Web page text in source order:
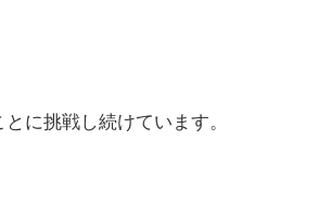
に挑戦し続けています。